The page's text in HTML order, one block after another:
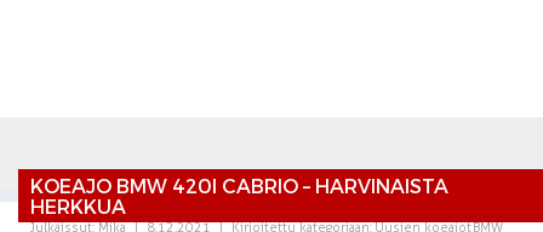
KOEAJO BMW 420I CABRIO – HARVINAISTA
HERKKUA
Julkaissut:Mika | 8.12.2021 | Kirjoitettu kategoriaan:Uusien koeajotBMW